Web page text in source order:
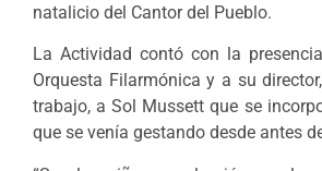
natalicio del Cantor del Pueblo.
La Actividad contó con la
Orquesta Filarmónica y a su
trabajo, a Sol Mussett que se
que se venía gestando desde antes